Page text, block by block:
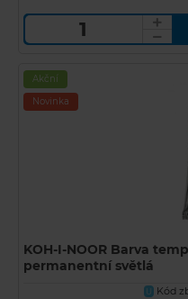
Akční
Novinka
KOH-I-NOOR Barva
permanentní světlá
U Kód